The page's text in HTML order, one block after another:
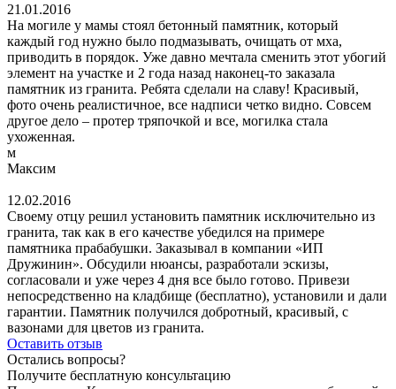
21.01.2016
На могиле у мамы стоял бетонный памятник, который
каждый год нужно было подмазывать, очищать от мха,
приводить в порядок. Уже давно мечтала сменить этот убогий
элемент на участке и 2 года назад наконец-то заказала
памятник из гранита. Ребята сделали на славу! Красивый,
фото очень реалистичное, все надписи четко видно. Совсем
другое дело – протер тряпочкой и все, могилка стала
ухоженная.
м
Максим
12.02.2016
Своему отцу решил установить памятник исключительно из
гранита, так как в его качестве убедился на примере
памятника прабабушки. Заказывал в компании «ИП
Дружинин». Обсудили нюансы, разработали эскизы,
согласовали и уже через 4 дня все было готово. Привези
непосредственно на кладбище (бесплатно), установили и дали
гарантии. Памятник получился добротный, красивый, с
вазонами для цветов из гранита.
Оставить отзыв
Остались вопросы?
Получите бесплатную консультацию